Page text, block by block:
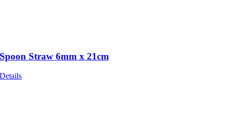
Spoon Straw 6mm x 21cm
Details